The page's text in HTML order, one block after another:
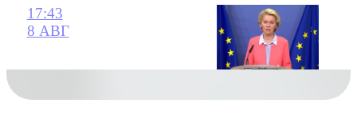
17:43
8 АВГ